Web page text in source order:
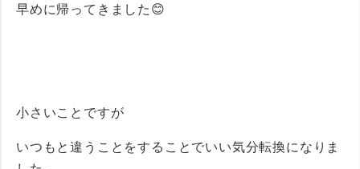
早めに帰ってきました😊
小さいことですが
いつもと違うことをすることでいい気分転換になりま